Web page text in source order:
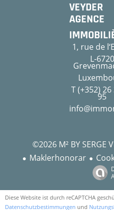
VEYDER
AGENCE
1, rue de
L-6720
T (+352) 26
95
©2026 M² BY SERGE
Maklerhonorar
Diese Website ist durch reCAPTCHA
Datenschutzbestimmungen und